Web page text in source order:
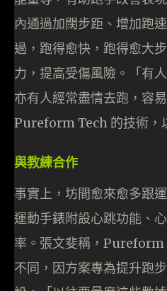
內通過加闊步距、增加跑
過，跑得愈快，跑得愈大
力，提高受傷風險。「有
亦有人經常盡情去跑，容
Pureform Tech 的技術，
與教練合作
事實上，坊間愈來愈多跟
運動手錶附設心跳功能、
率。張文斐稱，Pureform
不同，因方案專為提升跑